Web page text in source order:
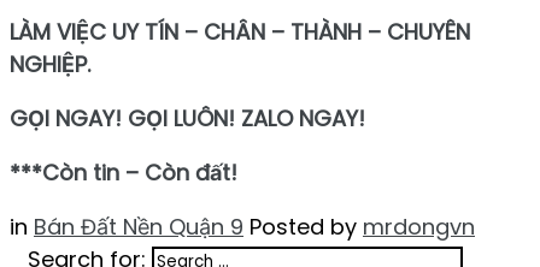
LÀM VIỆC UY TÍN – CHÂN – THÀNH – CHUYÊN
NGHIỆP.
GỌI NGAY! GỌI LUÔN! ZALO NGAY!
***Còn tin – Còn đất!
in Bán Đất Nền Quận 9 Posted by mrdongvn
Search for: